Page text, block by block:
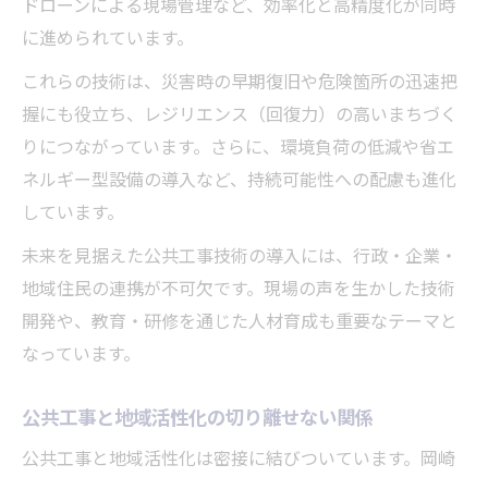
ドローンによる現場管理など、効率化と高精度化が同時
に進められています。
これらの技術は、災害時の早期復旧や危険箇所の迅速把
握にも役立ち、レジリエンス（回復力）の高いまちづく
りにつながっています。さらに、環境負荷の低減や省エ
ネルギー型設備の導入など、持続可能性への配慮も進化
しています。
未来を見据えた公共工事技術の導入には、行政・企業・
地域住民の連携が不可欠です。現場の声を生かした技術
開発や、教育・研修を通じた人材育成も重要なテーマと
なっています。
公共工事と地域活性化の切り離せない関係
公共工事と地域活性化は密接に結びついています。岡崎